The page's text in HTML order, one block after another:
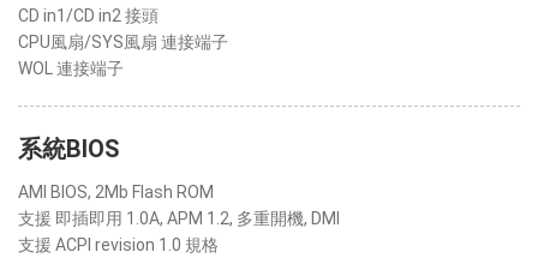
CD in1/CD in2 接頭
CPU風扇/SYS風扇 連接端子
WOL 連接端子
系統BIOS
AMI BIOS, 2Mb Flash ROM
支援 即插即用 1.0A, APM 1.2, 多重開機, DMI
支援 ACPI revision 1.0 規格